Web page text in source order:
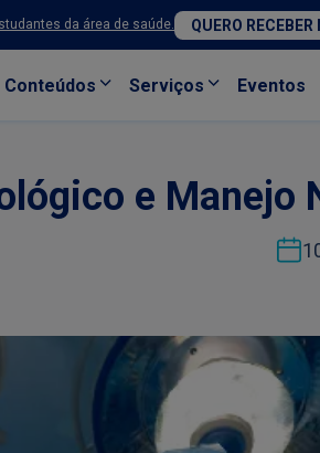
da área de saúde. QUERO
Conteúdos Serviços Eventos
e Manejo